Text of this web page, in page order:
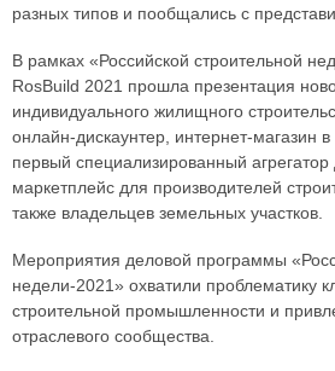
разных типов и пообщались с
В рамках «Российской строительной
RosBuild 2021 прошла презентация
индивидуального жилищного
онлайн-дискаунтер, интернет-магазин
первый специализированный агрегатор
маркетплейс для производителей
также владельцев земельных участков.
Мероприятия деловой программы
недели-2021» охватили проблематику
строительной промышленности и
отраслевого сообщества.